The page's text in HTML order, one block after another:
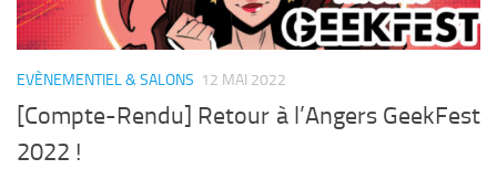
EVÈNEMENTIEL & SALONS 12 MAI 2022
[Compte-Rendu] Retour à l’Angers GeekFest
2022 !